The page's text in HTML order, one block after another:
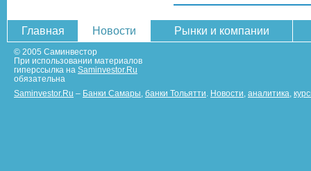
Главная Новости Рынки и компании
© 2005 Саминвестор
При использовании материалов
гиперссылка на Saminvestor.Ru
обязательна
Saminvestor.Ru – Банки Самары банки Тольятти Новости аналитика